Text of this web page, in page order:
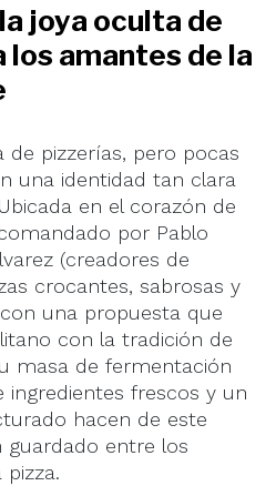
joya oculta de
los amantes de la
de pizzerías, pero pocas
una identidad tan clara
en el corazón de
por Pablo
(creadores de
crocantes, sabrosas y
una propuesta que
con la tradición de
masa de fermentación
ingredientes frescos y un
hacen de este
guardado entre los